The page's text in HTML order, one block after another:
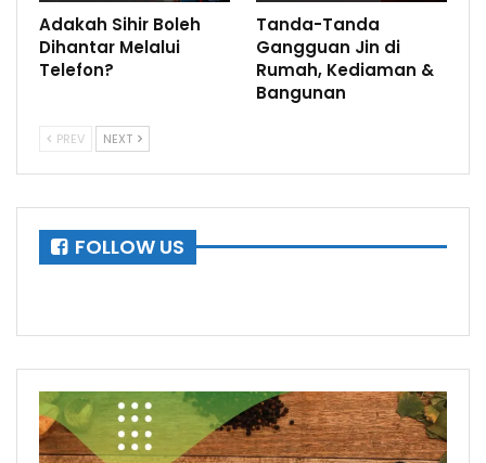
Adakah Sihir Boleh
Dihantar Melalui
Telefon?
Tanda-Tanda
Gangguan Jin di
Rumah, Kediaman &
Bangunan
PREV NEXT
FOLLOW US